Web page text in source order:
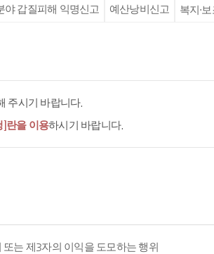
야 갑질피해 익명신고 예산낭비신고 복지·
주시기 바랍니다.
]란을 이용하시기 바랍니다.
는 제3자의 이익을 도모하는 행위